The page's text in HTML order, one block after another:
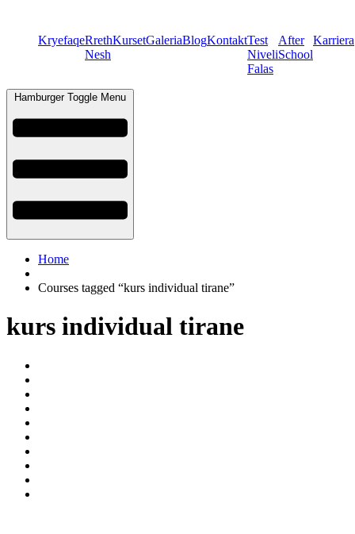
KryefaqeRreth
Nesh
KursetGaleriaBlogKontaktTest
Niveli
Falas
After
School
Karriera
Hamburger Toggle Menu
Home
Courses tagged “kurs individual tirane”
kurs individual tirane